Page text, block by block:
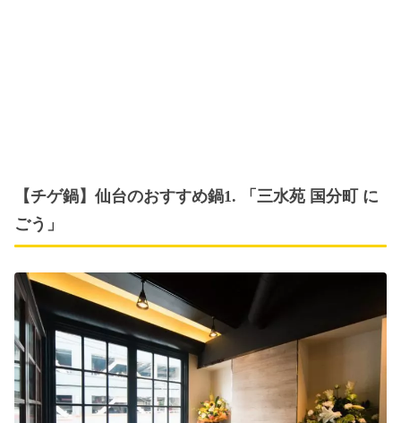
【チゲ鍋】仙台のおすすめ鍋1. 「三水苑 国分町 に
ごう」